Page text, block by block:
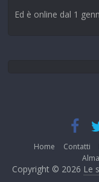
Ed è online dal 1
Home Contatti
Copyright © 2026 Le